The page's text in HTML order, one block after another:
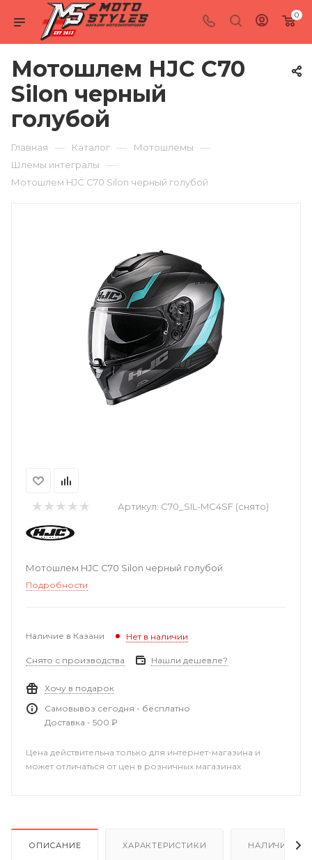
0
Мотошлем HJC C70
Silon черный
голубой
Главная — Каталог — Мотошлемы —
Шлемы интегралы —
Мотошлем HJC C70 Silon черный голубой
Артикул: C70_SIL-MC4SF (снято)
Мотошлем HJC C70 Silon черный голубой
Подробности
Наличие в Казани Нет в наличии
Снято с производства Нашли дешевле?
Хочу в подарок
Самовывоз сегодня - бесплатно
Доставка - 500 ₽
Цена действительна только для интернет-магазина и
может отличаться от цен в розничных магазинах
ОПИСАНИЕ ХАРАКТЕРИСТИКИ НАЛИЧИЕ В